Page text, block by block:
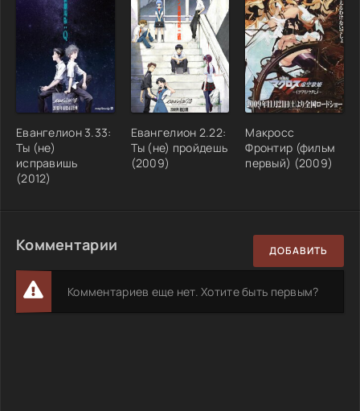
Евангелион 3.33:
Ты (не)
исправишь
(2012)
Евангелион 2.22:
Ты (не) пройдешь
(2009)
Макросс
Фронтир (фильм
первый) (2009)
Комментарии ДОБАВИТЬ
Комментариев еще нет. Хотите быть первым?